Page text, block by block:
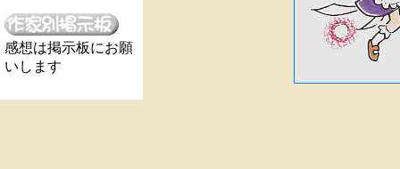
感想は掲示板にお願
いします